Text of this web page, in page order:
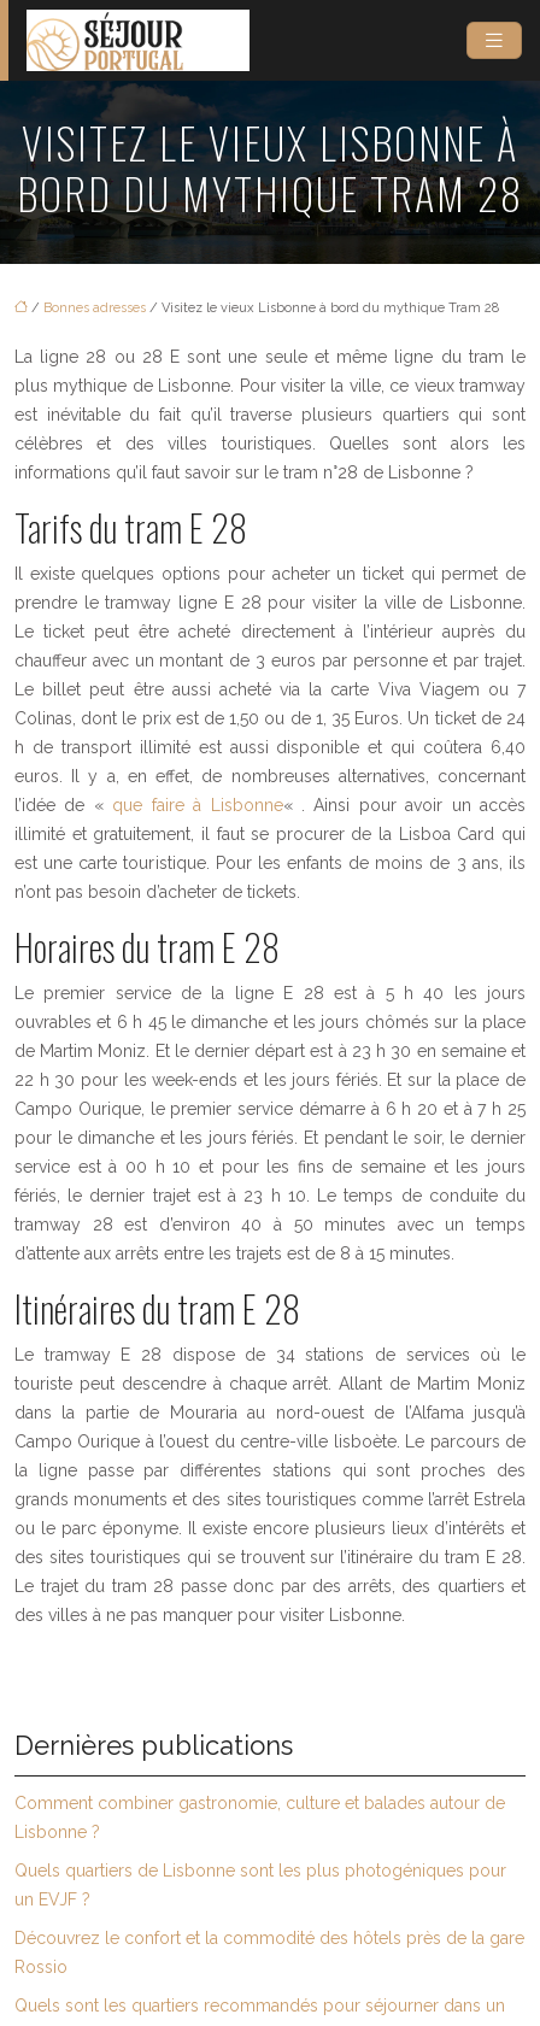
VISITEZ LE VIEUX LISBONNE À
BORD DU MYTHIQUE TRAM 28
/ Bonnes adresses / Visitez le vieux Lisbonne à bord du mythique Tram 28
La ligne 28 ou 28 E sont une seule et même ligne du tram le
plus mythique de Lisbonne. Pour visiter la ville, ce vieux tramway
est inévitable du fait qu’il traverse plusieurs quartiers qui sont
célèbres et des villes touristiques. Quelles sont alors les
informations qu’il faut savoir sur le tram n°28 de Lisbonne ?
Tarifs du tram E 28
Il existe quelques options pour acheter un ticket qui permet de
prendre le tramway ligne E 28 pour visiter la ville de Lisbonne.
Le ticket peut être acheté directement à l’intérieur auprès du
chauffeur avec un montant de 3 euros par personne et par trajet.
Le billet peut être aussi acheté via la carte Viva Viagem ou 7
Colinas, dont le prix est de 1,50 ou de 1, 35 Euros. Un ticket de 24
h de transport illimité est aussi disponible et qui coûtera 6,40
euros. Il y a, en effet, de nombreuses alternatives, concernant
l’idée de « que faire à Lisbonne« . Ainsi pour avoir un accès
illimité et gratuitement, il faut se procurer de la Lisboa Card qui
est une carte touristique. Pour les enfants de moins de 3 ans, ils
n’ont pas besoin d’acheter de tickets.
Horaires du tram E 28
Le premier service de la ligne E 28 est à 5 h 40 les jours
ouvrables et 6 h 45 le dimanche et les jours chômés sur la place
de Martim Moniz. Et le dernier départ est à 23 h 30 en semaine et
22 h 30 pour les week-ends et les jours fériés. Et sur la place de
Campo Ourique, le premier service démarre à 6 h 20 et à 7 h 25
pour le dimanche et les jours fériés. Et pendant le soir, le dernier
service est à 00 h 10 et pour les fins de semaine et les jours
fériés, le dernier trajet est à 23 h 10. Le temps de conduite du
tramway 28 est d’environ 40 à 50 minutes avec un temps
d’attente aux arrêts entre les trajets est de 8 à 15 minutes.
Itinéraires du tram E 28
Le tramway E 28 dispose de 34 stations de services où le
touriste peut descendre à chaque arrêt. Allant de Martim Moniz
dans la partie de Mouraria au nord-ouest de l’Alfama jusqu’à
Campo Ourique à l’ouest du centre-ville lisboète. Le parcours de
la ligne passe par différentes stations qui sont proches des
grands monuments et des sites touristiques comme l’arrêt Estrela
ou le parc éponyme. Il existe encore plusieurs lieux d’intérêts et
des sites touristiques qui se trouvent sur l’itinéraire du tram E 28.
Le trajet du tram 28 passe donc par des arrêts, des quartiers et
des villes à ne pas manquer pour visiter Lisbonne.
Dernières publications
Comment combiner gastronomie, culture et balades autour de
Lisbonne ?
Quels quartiers de Lisbonne sont les plus photogéniques pour
un EVJF ?
Découvrez le confort et la commodité des hôtels près de la gare
Rossio
Quels sont les quartiers recommandés pour séjourner dans un